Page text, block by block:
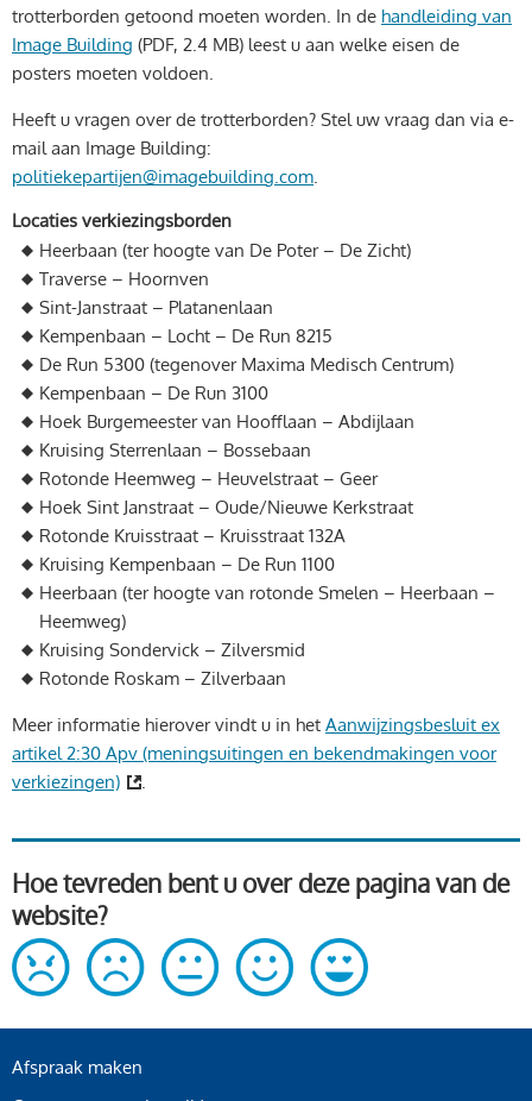
trotterborden getoond moeten worden. In de handleiding van
Image Building (PDF, 2.4 MB) leest u aan welke eisen de
posters moeten voldoen.
Heeft u vragen over de trotterborden? Stel uw vraag dan via e-
mail aan Image Building:
politiekepartijen@imagebuilding.com
Locaties verkiezingsborden
Heerbaan (ter hoogte van De Poter – De Zicht)
Traverse – Hoornven
Sint-Janstraat – Platanenlaan
Kempenbaan – Locht – De Run 8215
De Run 5300 (tegenover Maxima Medisch Centrum)
Kempenbaan – De Run 3100
Hoek Burgemeester van Hoofflaan – Abdijlaan
Kruising Sterrenlaan – Bossebaan
Rotonde Heemweg – Heuvelstraat – Geer
Hoek Sint Janstraat – Oude/Nieuwe Kerkstraat
Rotonde Kruisstraat – Kruisstraat 132A
Kruising Kempenbaan – De Run 1100
Heerbaan (ter hoogte van rotonde Smelen – Heerbaan –
Heemweg)
Kruising Sondervick – Zilversmid
Rotonde Roskam – Zilverbaan
Meer informatie hierover vindt u in het Aanwijzingsbesluit ex
artikel 2:30 Apv (meningsuitingen en bekendmakingen voor
verkiezingen)
.
Hoe tevreden bent u over deze pagina van de
website?
Afspraak maken